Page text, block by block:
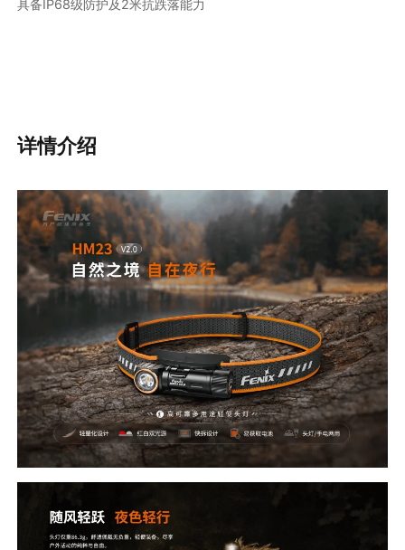
具备IP68级防护及2米抗跌落能力
详情介绍